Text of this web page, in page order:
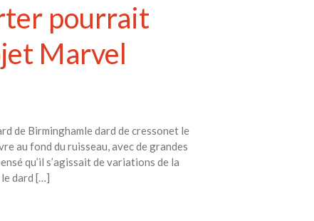
pourrait
Marvel
de Birminghamle dard de cressonet le
au fond du ruisseau, avec de grandes
qu’il s’agissait de variations de la
le dard […]